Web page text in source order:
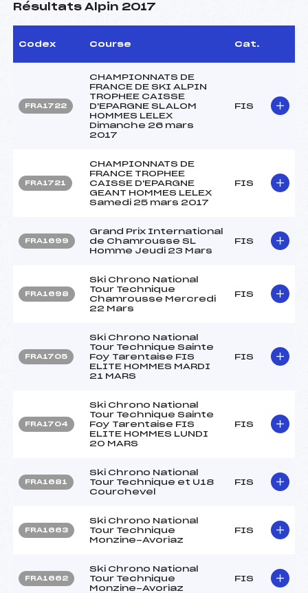
Résultats Alpin 2017
Codex Course Cat.
FRA1722
CHAMPIONNATS DE
FRANCE DE SKI ALPIN
TROPHEE CAISSE
D'EPARGNE SLALOM
HOMMES LELEX
Dimanche 26 mars
2017
FIS
FRA1721
CHAMPIONNATS DE
FRANCE TROPHEE
CAISSE D'EPARGNE
GEANT HOMMES LELEX
Samedi 25 mars 2017
FIS
FRA1699
Grand Prix International
de Chamrousse SL
Homme Jeudi 23 Mars
FIS
FRA1698
Ski Chrono National
Tour Technique
Chamrousse Mercredi
22 Mars
FIS
FRA1705
Ski Chrono National
Tour Technique Sainte
Foy Tarentaise FIS
ELITE HOMMES MARDI
21 MARS
FIS
FRA1704
Ski Chrono National
Tour Technique Sainte
Foy Tarentaise FIS
ELITE HOMMES LUNDI
20 MARS
FIS
FRA1681
Ski Chrono National
Tour Technique et U18
Courchevel
FIS
FRA1663
Ski Chrono National
Tour Technique
Monzine-Avoriaz
FIS
FRA1662
Ski Chrono National
Tour Technique
Monzine-Avoriaz
FIS